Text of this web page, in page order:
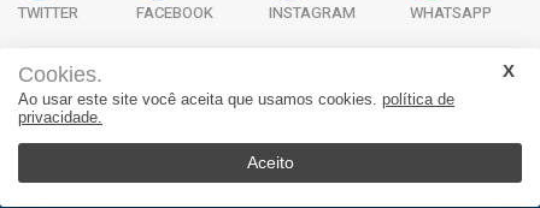
TWITTER FACEBOOK INSTAGRAM WHATSAPP
Acervo Digital Fale Conosco Quem Somos
Cookies.
Ao usar este site você aceita que usamos cookies. política de
privacidade.
Aceito